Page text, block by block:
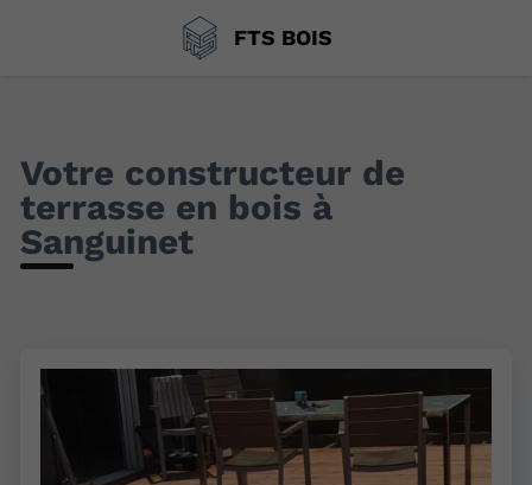
FTS BOIS
Votre constructeur de
terrasse en bois à
Sanguinet